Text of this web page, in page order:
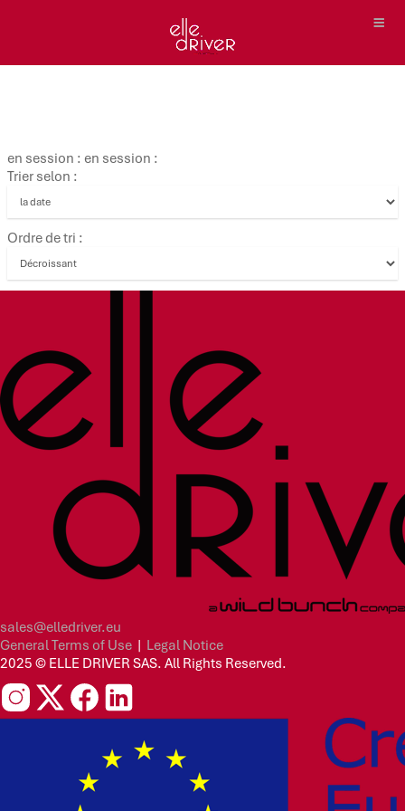
en session : en session :
Trier selon :
Ordre de tri :
sales@elledriver.eu
General Terms of Use | Legal Notice
2025 © ELLE DRIVER SAS. All Rights Reserved.